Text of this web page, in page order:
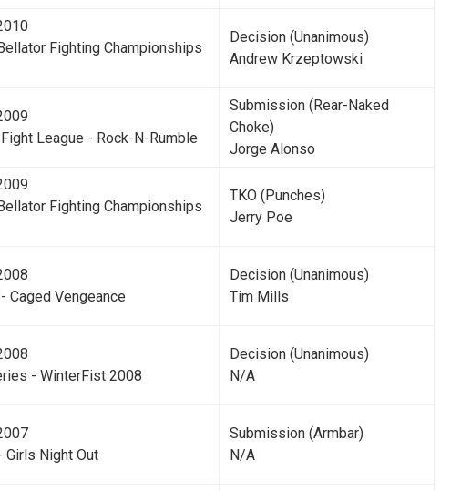
Fighting Championships
Decision (Unanimous)
Andrew Krzeptowski
League - Rock-N-Rumble
Submission (Rear-Naked
Choke)
Jorge Alonso
Fighting Championships
TKO (Punches)
Jerry Poe
Caged Vengeance
Decision (Unanimous)
Tim Mills
- WinterFist 2008
Decision (Unanimous)
N/A
Girls Night Out
Submission (Armbar)
N/A